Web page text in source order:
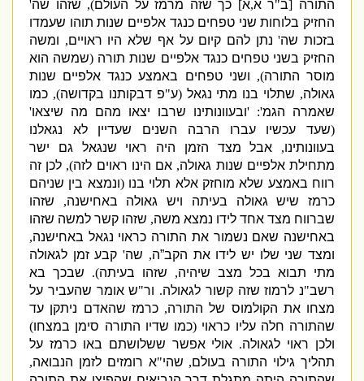
התורה[ב "ר א א]כך שזה מרמז על העולם),שזהו שה'
החזיק בלוחות שני טפחים כנגד אלפיים שנות תוהו שעמדו
בזכות שה'נתן להם קיום על אף שלא היו ראויים,ומשה
החזיק בשני טפחים כנגד אלפיים שנות תורה(שמשה הוא
מוסר התורה),ושני טפחים באמצע כנגד אלפיים שנות
גאולה,שתלוי בנו מתי נגאל(ע "פ דבקותנו בקדושה),כמו
שאמרה הגמ': 'ובעוונותינו שרבו יצאו מהם מה שיצאו'
שעד עכשיו עברו הרבה השנים שעדיין לא נגאלנו
בעוונותינו,אבל מצד הזמן היה ראוי שנגאל גם ישר
מתחילת אלפיים שנות גאולה,אם הינו ראוים לזה),לכן זה
רווח באמצע שלא מוחזק אלא תלוי בנו(ונמצא בין שניהם
כרמז שיש גאולה בעיתה ויש גאולה באחישנה,שזהו
שברווח מצד אחד לידו נמצא משה,שזהו קשר למשה שזהו
באחישנה שאם נשמור את התורה כראוי נגאל באחישנה,
ומצד שני שלו יש לידו את הקב”ה,שה'קבע זמן לגאולה
מתי תבוא בכל מצב שיהיה,שזהו בעיתה).שבכך בא
רשב"נ לרמוז שזה קשור לגאולה.ור "ש אומר שהעביר על
מצחו את הקולמוס של התורה,כרמז שהאדם ניתקן עד
שהתורה חלה עליו כראוי(כמו שדיו התורה סימן במצחו)
ולכן ראוי לגאולה.אולי אפשר ששלושתם באו כרמז על
תהליך גילוי התורה בעולם,שהי"א רומזים לזמן הנבואה,